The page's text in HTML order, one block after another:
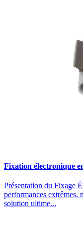
Fixation électronique
Présentation du Fixage
performances extrêmes,
solution ultime...